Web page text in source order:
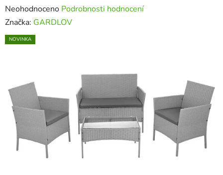
Průměrné
hodnocení
produktu
5
hvězdiček.
Neohodnoceno Podrobnosti hodnocení
Značka: GARDLOV
NOVINKA